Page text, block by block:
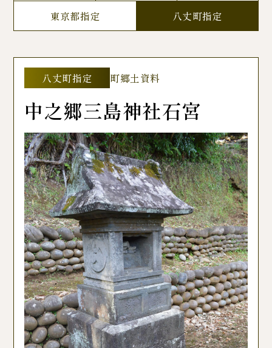
東京都指定 八丈町指定
八丈町指定 町郷土資料
中之郷三島神社石宮